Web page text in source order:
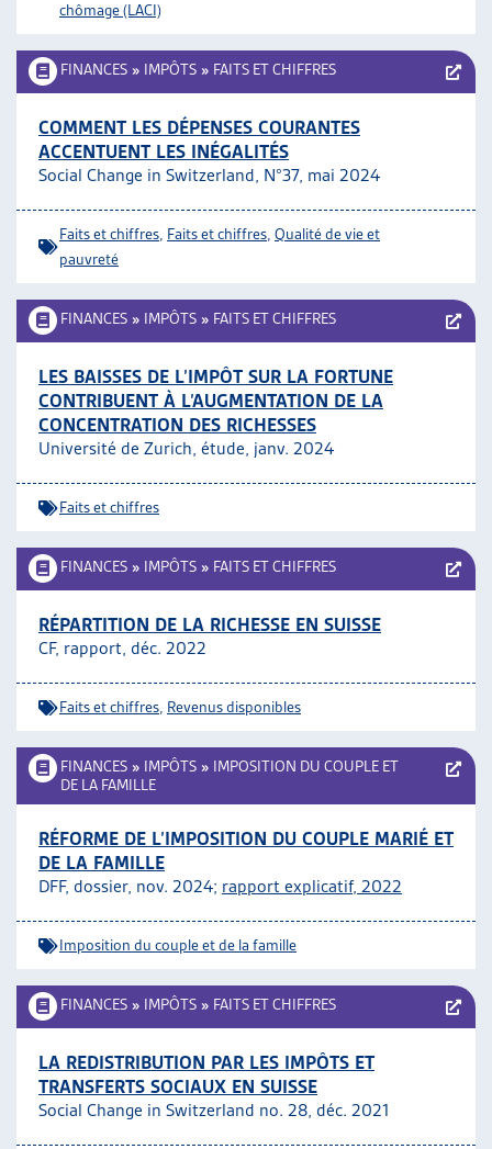
chômage (LACI)
FINANCES » IMPÔTS » FAITS ET CHIFFRES
COMMENT LES DÉPENSES COURANTES
ACCENTUENT LES INÉGALITÉS
Social Change in Switzerland, N°37, mai 2024
Faits et chiffres Faits et chiffres Qualité de vie et
pauvreté
FINANCES » IMPÔTS » FAITS ET CHIFFRES
LES BAISSES DE L’IMPÔT SUR LA FORTUNE
CONTRIBUENT À L’AUGMENTATION DE LA
CONCENTRATION DES RICHESSES
Université de Zurich, étude, janv. 2024
Faits et chiffres
FINANCES » IMPÔTS » FAITS ET CHIFFRES
RÉPARTITION DE LA RICHESSE EN SUISSE
CF, rapport, déc. 2022
Faits et chiffres Revenus disponibles
FINANCES » IMPÔTS » IMPOSITION DU COUPLE ET
DE LA FAMILLE
RÉFORME DE L’IMPOSITION DU COUPLE MARIÉ ET
DE LA FAMILLE
DFF, dossier, nov. 2024; rapport explicatif, 2022
Imposition du couple et de la famille
FINANCES » IMPÔTS » FAITS ET CHIFFRES
LA REDISTRIBUTION PAR LES IMPÔTS ET
TRANSFERTS SOCIAUX EN SUISSE
Social Change in Switzerland no. 28, déc. 2021